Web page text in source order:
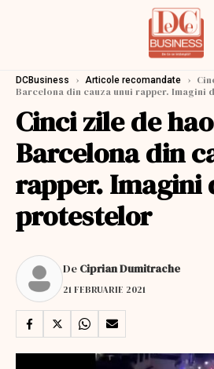
DCBusiness › Articole recomandate ›
Barcelona din cauza unui rapper. Imagini
Cinci zile de
Barcelona din
rapper.
protestelor
De Ciprian Dumitrache
21 FEBRUARIE 2021